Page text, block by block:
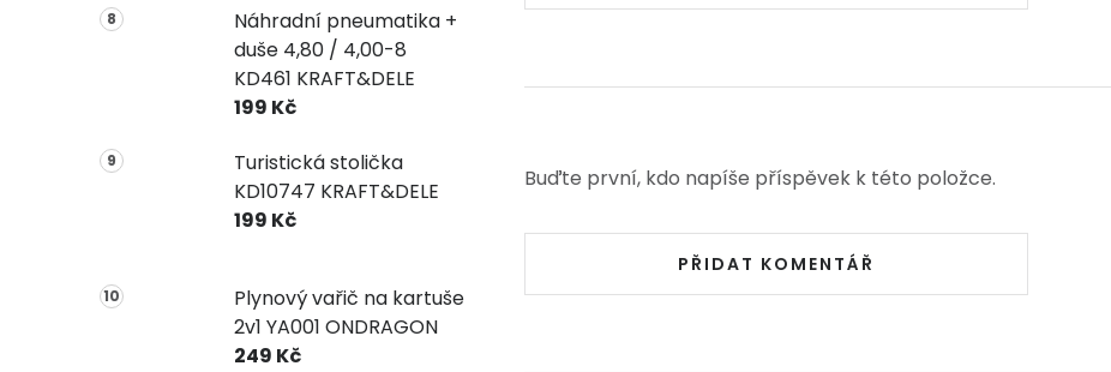
Náhradní pneumatika +
duše 4,80 / 4,00-8
KD461 KRAFT&DELE
199 Kč
Turistická stolička
KD10747 KRAFT&DELE
199 Kč
Plynový vařič na kartuše
2v1 YA001 ONDRAGON
249 Kč
Buďte první, kdo napíše příspěvek k této položce.
PŘIDAT KOMENTÁŘ